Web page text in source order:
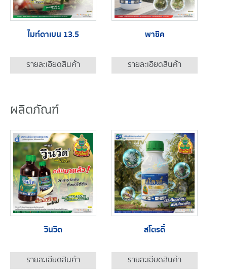
ไมท์ดาเบน 13.5
รายละเอียดสินค้า
พาซิค
รายละเอียดสินค้า
ผลิตภัณฑ์
วินวีด
รายละเอียดสินค้า
สโตรดี้
รายละเอียดสินค้า